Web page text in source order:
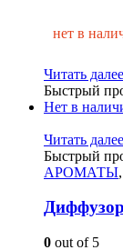
нет в
Читать далее
Быстрый
Нет в
Читать далее
Быстрый
АРОМАТЫ,
0 out of 5